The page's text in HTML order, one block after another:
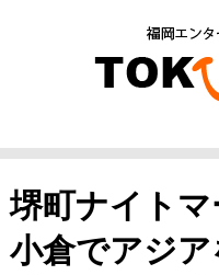
堺町ナイトマ
小倉でアジ